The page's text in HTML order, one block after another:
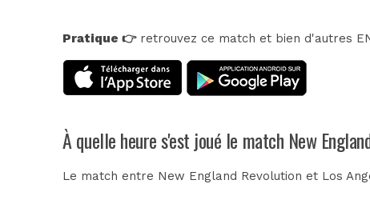
Pratique 👉retrouvez ce match et bien d'autres
À quelle heure s'est joué le match New
Le match entre New England Revolution et Los